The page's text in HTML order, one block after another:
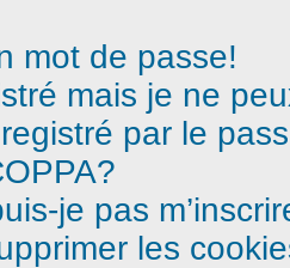
mot de passe!
mais je ne
par le
je pas
les